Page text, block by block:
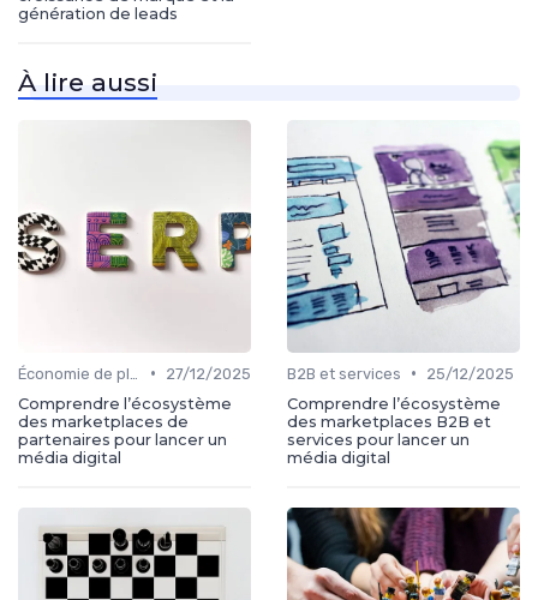
génération de leads
À lire aussi
•
27/12/2025
Comprendre l’écosystème
des marketplaces de
partenaires pour lancer un
média digital
B2B et services •
25/12/2025
Comprendre l’écosystème
des marketplaces B2B et
services pour lancer un
média digital